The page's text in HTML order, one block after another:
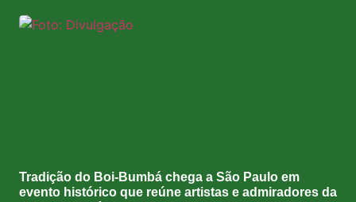
Tradição do Boi-Bumbá chega a São Paulo em
evento histórico que reúne artistas e admiradores da